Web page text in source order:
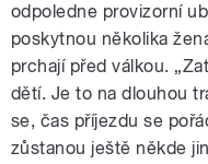
odpoledne provizorní
poskytnou několika
prchají před válkou.
dětí. Je to na dlouhou
se, čas příjezdu se
zůstanou ještě někde